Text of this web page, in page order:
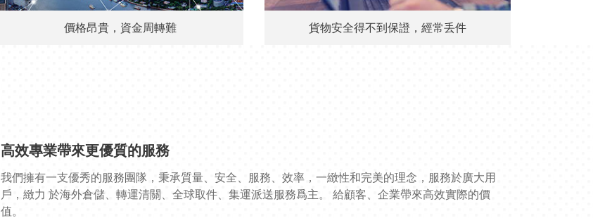
價格昂貴，資金周轉難 貨物安全得不到保證，經常丢件
高效專業帶來更優質的服務
我們擁有一支優秀的服務團隊，秉承質量、安全、服務、效率，一緻性和完美的理念，服務於廣大用
戶，緻力 於海外倉儲、轉運清關、全球取件、集運派送服務爲主。 給顧客、企業帶來高效實際的價
值。